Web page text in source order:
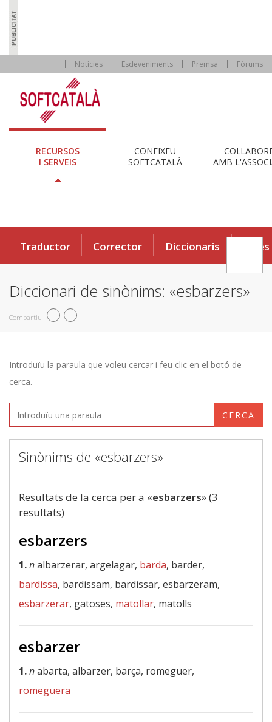
Notícies Esdeveniments Premsa Fòrums
RECURSOS
I SERVEIS
CONEIXEU
SOFTCATALÀ
AMB
Traductor Corrector Diccionaris Eines
Diccionari de sinònims: «esbarzers»
Compartiu
Introduïu la paraula que voleu cercar i feu clic en el botó de
cerca.
CERCA
Sinònims de «esbarzers»
Resultats de la cerca per a «esbarzers» (3
resultats)
esbarzers
1.nalbarzerar, argelagar, barda, barder,
bardissa, bardissam, bardissar, esbarzeram,
esbarzerar, gatoses, matollar, matolls
esbarzer
1.nabarta, albarzer, barça, romeguer,
romeguera